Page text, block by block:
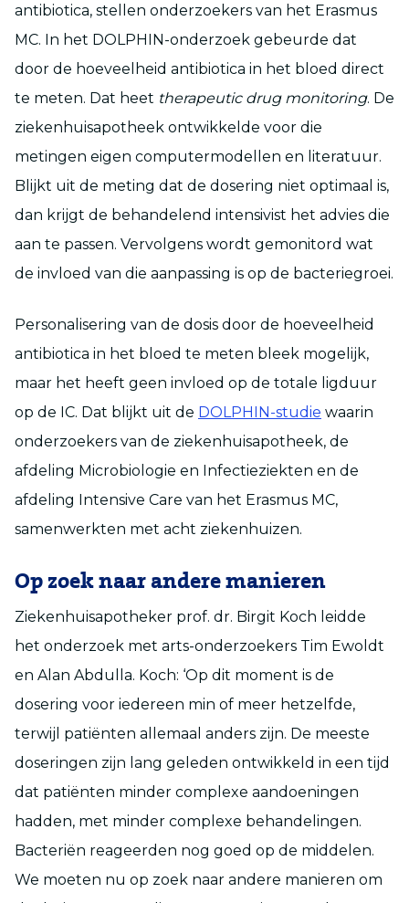
antibiotica, stellen onderzoekers van het Erasmus
MC. In het DOLPHIN-onderzoek gebeurde dat
door de hoeveelheid antibiotica in het bloed direct
te meten. Dat heet therapeutic drug monitoring. De
ziekenhuisapotheek ontwikkelde voor die
metingen eigen computermodellen en literatuur.
Blijkt uit de meting dat de dosering niet optimaal is,
dan krijgt de behandelend intensivist het advies die
aan te passen. Vervolgens wordt gemonitord wat
de invloed van die aanpassing is op de bacteriegroei.
Personalisering van de dosis door de hoeveelheid
antibiotica in het bloed te meten bleek mogelijk,
maar het heeft geen invloed op de totale ligduur
op de IC. Dat blijkt uit de DOLPHIN-studie waarin
onderzoekers van de ziekenhuisapotheek, de
afdeling Microbiologie en Infectieziekten en de
afdeling Intensive Care van het Erasmus MC,
samenwerkten met acht ziekenhuizen.
Op zoek naar andere manieren
Ziekenhuisapotheker prof. dr. Birgit Koch leidde
het onderzoek met arts-onderzoekers Tim Ewoldt
en Alan Abdulla. Koch: ‘Op dit moment is de
dosering voor iedereen min of meer hetzelfde,
terwijl patiënten allemaal anders zijn. De meeste
doseringen zijn lang geleden ontwikkeld in een tijd
dat patiënten minder complexe aandoeningen
hadden, met minder complexe behandelingen.
Bacteriën reageerden nog goed op de middelen.
We moeten nu op zoek naar andere manieren om